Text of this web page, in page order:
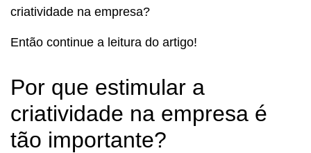
criatividade na empresa?
Então continue a leitura do artigo!
Por que estimular a
criatividade na empresa é
tão importante?